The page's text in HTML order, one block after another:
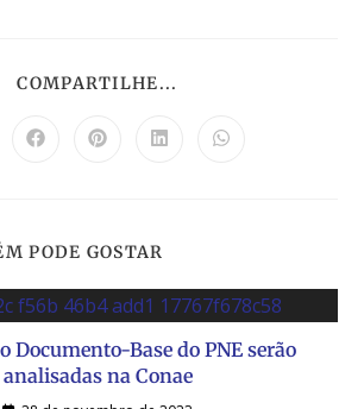
COMPARTILHE...
PODE GOSTAR
Documento-Base do PNE serão
analisadas na Conae